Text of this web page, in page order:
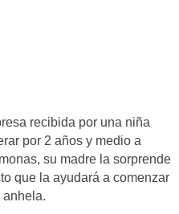
recibida por una niña
por 2 años y medio a
su madre la sorprende
que la ayudará a comenzar
anhela.